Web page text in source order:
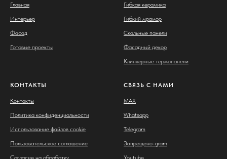
Главная
Интерьер
Фасад
Готовые проекты
Гибкая керамика
Гибкий мрамор
Скальные панели
Фасадный декор
Клинкерные термопанели
КОНТАКТЫ
Контакты
Политика конфиденциальности
Использование файлов cookie
Пользовательское соглашение
Согласие на обработку
СВЯЗЬ С НАМИ
MAX
Whatsapp
Telegram
Запрещено-gram
Youtube